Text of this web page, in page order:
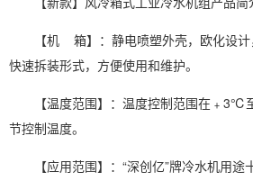
【机 箱】：静电喷塑外壳，欧化设
快速拆装形式，方便使用和维护。
【温度范围】：温度控制范围在
节控制温度。
【应用范围】：“深创亿”牌冷水机用